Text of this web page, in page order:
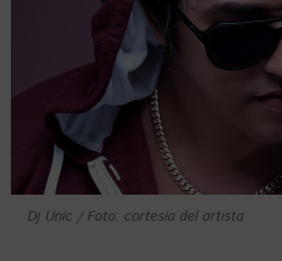
Dj Unic / Foto: cortesía del artista